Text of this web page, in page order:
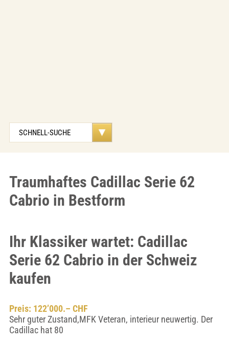
Traumhaftes Cadillac Serie 62
Cabrio in Bestform
Ihr Klassiker wartet: Cadillac
Serie 62 Cabrio in der Schweiz
kaufen
Preis: 122’000.– CHF
Sehr guter Zustand,MFK Veteran, interieur neuwertig. Der
Cadillac hat 80